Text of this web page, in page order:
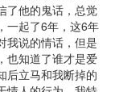
了他的鬼话，总觉
一起了6年，这6年
我说的情话，但是
也知道了谁才是爱
后立马和我断掉的